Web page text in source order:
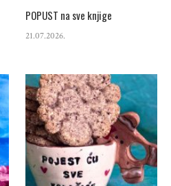
POPUST na sve knjige
21.07.2026.